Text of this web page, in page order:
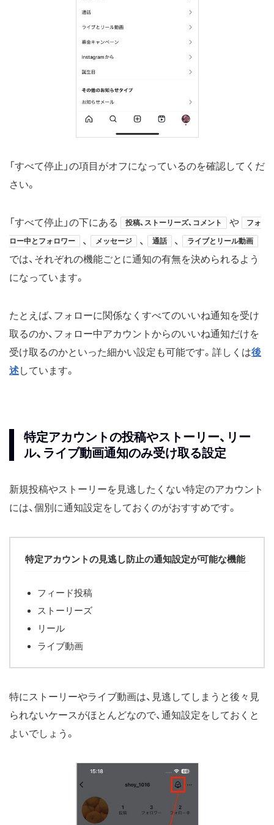
「すべて停止」の項目がオフになっているのを確認してくだ
さい。
「すべて停止」の下にある 投稿、ストーリーズ、コメント や フォ
ロー中とフォロワー 、 メッセージ 、 通話 、 ライブとリール動画
では、それぞれの機能ごとに通知の有無を決められるよう
になっています。
たとえば、フォローに関係なくすべてのいいね通知を受け
取るのか、フォロー中アカウントからのいいね通知だけを
受け取るのかといった細かい設定も可能です。詳しくは後
述しています。
特定アカウントの投稿やストーリー、リー
ル、ライブ動画通知のみ受け取る設定
新規投稿やストーリーを見逃したくない特定のアカウント
には、個別に通知設定をしておくのがおすすめです。
特定アカウントの見逃し防止の通知設定が可能な機能
フィード投稿
ストーリーズ
リール
ライブ動画
特にストーリーやライブ動画は、見逃してしまうと後々見
られないケースがほとんどなので、通知設定をしておくと
よいでしょう。